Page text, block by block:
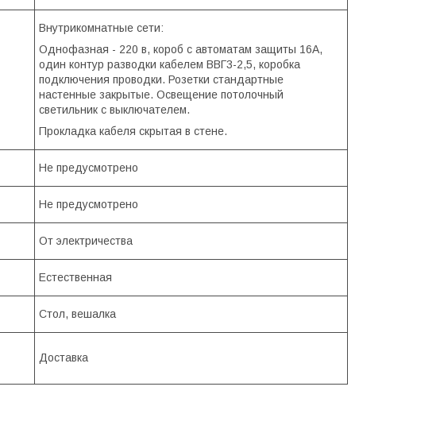
Внутрикомнатные сети:
Однофазная - 220 в, короб с автоматам защиты 16А,
один контур разводки кабелем ВВГ3-2,5, коробка
подключения проводки. Розетки стандартные
настенные закрытые. Освещение потолочный
светильник с выключателем.
Прокладка кабеля скрытая в стене.
Не предусмотрено
Не предусмотрено
От электричества
Естественная
Стол, вешалка
Доставка